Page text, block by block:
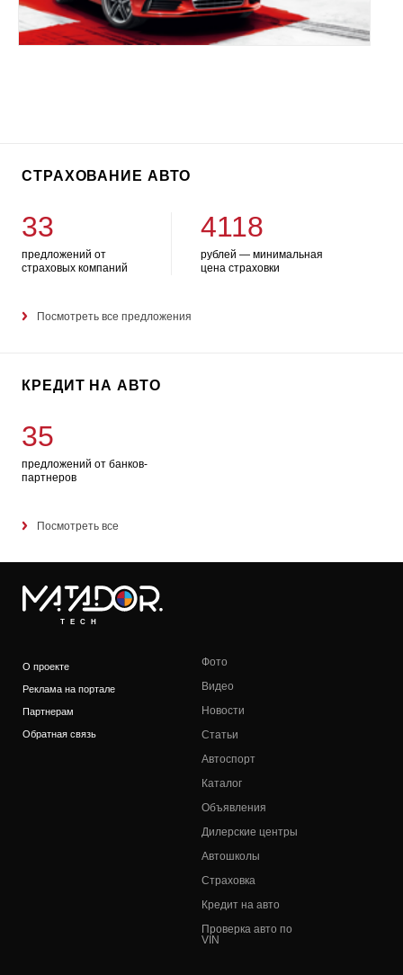
СТРАХОВАНИЕ АВТО
33
предложений от
страховых компаний
4118
рублей — минимальная
цена страховки
Посмотреть все предложения
КРЕДИТ НА АВТО
35
предложений от банков-
партнеров
Посмотреть все
TECH
О проекте
Реклама на портале
Партнерам
Обратная связь
Фото
Видео
Новости
Статьи
Автоспорт
Каталог
Объявления
Дилерские центры
Автошколы
Страховка
Кредит на авто
Проверка авто по
VIN